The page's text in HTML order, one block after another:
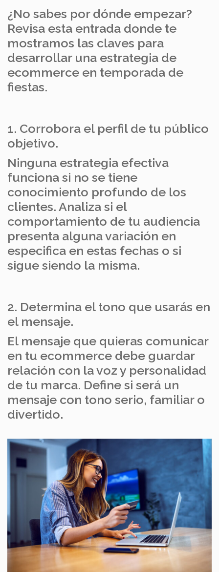
¿No sabes por dónde empezar?
Revisa esta entrada donde te
mostramos las claves para
desarrollar una estrategia de
ecommerce en temporada de
fiestas.
1. Corrobora el perfil de tu público
objetivo.
Ninguna estrategia efectiva
funciona si no se tiene
conocimiento profundo de los
clientes. Analiza si el
comportamiento de tu audiencia
presenta alguna variación en
especifica en estas fechas o si
sigue siendo la misma.
2. Determina el tono que usarás en
el mensaje.
El mensaje que quieras comunicar
en tu ecommerce debe guardar
relación con la voz y personalidad
de tu marca. Define si será un
mensaje con tono serio, familiar o
divertido.